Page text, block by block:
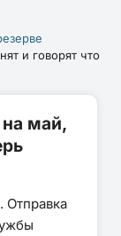
и говорят что
на май,